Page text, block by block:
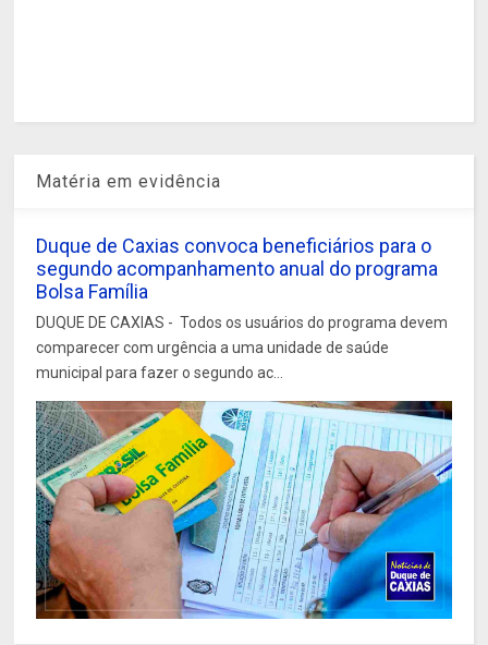
Matéria em evidência
Duque de Caxias convoca beneficiários para o
segundo acompanhamento anual do programa
Bolsa Família
DUQUE DE CAXIAS - Todos os usuários do programa devem
comparecer com urgência a uma unidade de saúde
municipal para fazer o segundo ac...